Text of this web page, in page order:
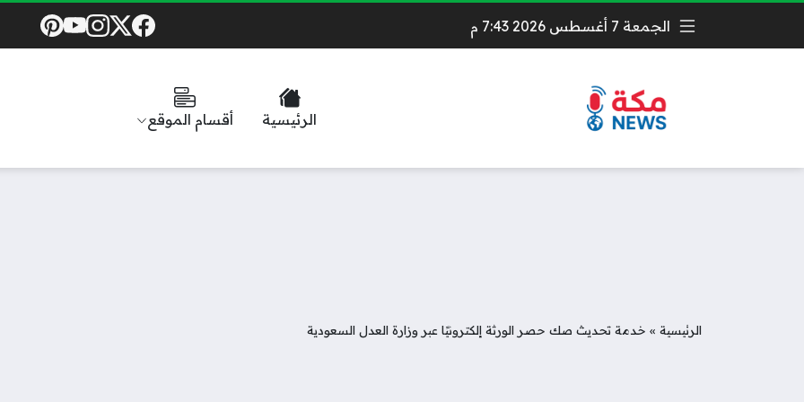
الجمعة 7 أغسطس 2026 7:43 م
Social Links
الرئيسية أقسام الموقع
الرئيسية » خدمة تحديث صك حصر الورثة إلكترونيًا عبر وزارة العدل السعودية